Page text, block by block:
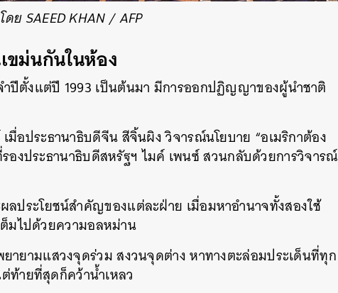
ย SAEED KHAN / AFP
ขม่นกันในห้อง
ำปีตั้งแต่ปี 1993 เป็นต้นมา มีการออกปฏิญญาของผู้นำชาติ
อประธานาธิบดีจีน สีจิ้นผิง วิจารณ์นโยบาย “อเมริกาต้อง
งประธานาธิบดีสหรัฐฯ ไมค์ เพนซ์ สวนกลับด้วยการวิจารณ์
ลประโยชน์สำคัญของแต่ละฝ่าย เมื่อมหาอำนาจทั้งสองใช้
มไปด้วยความอลหม่าน
ายามแสวงจุดร่วม สงวนจุดต่าง หาทางตะล่อมประเด็นที่ทุก
ท้ายที่สุดก็คว้าน้ำเหลว
TWEET LINE EMAIL